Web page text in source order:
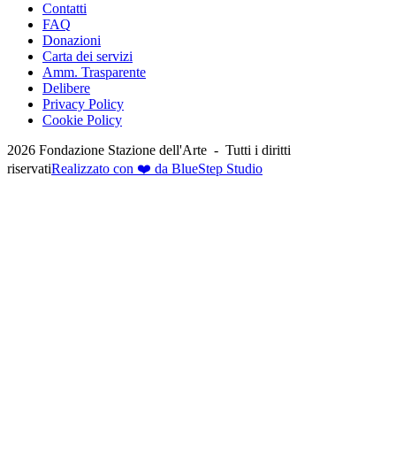
Contatti
FAQ
Donazioni
Carta dei servizi
Amm. Trasparente
Delibere
Privacy Policy
Cookie Policy
2026 Fondazione Stazione dell'Arte - Tutti i diritti
riservatiRealizzato con ❤️ da BlueStep Studio